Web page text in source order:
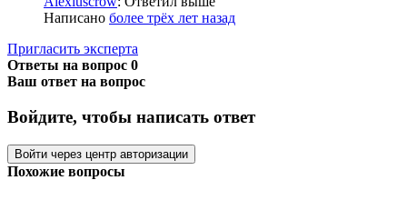
Написано более трёх лет назад
Пригласить эксперта
Ответы на вопрос 0
Ваш ответ на вопрос
Войдите, чтобы написать ответ
Войти через центр авторизации
Похожие вопросы